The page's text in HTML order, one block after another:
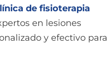
de fisioterapia
en lesiones
y efectivo para